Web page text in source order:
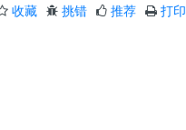
收藏 挑错 推荐 打印